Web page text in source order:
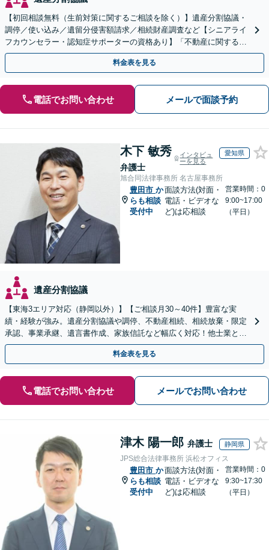
【初回相談無料（生前対策に関するご相談を除く）】遺産分割協議・
調停／使い込み／遺留分侵害額請求／相続財産調査など【シニアライ
フカウンセラー・認知症サポーターの資格あり】「不動産に関する相
続もお任せください」【当日・夜間相談可（要相談）】
料金表を見る
電話でお問い合わせ メールで面談予約
木下 敏秀
弁護士
インタビュ
ーを見る
愛知県
旭合同法律事務所 名古屋事務所
豊田市 か
らも相談
受付中
面談方法(対面・
電話・ビデオな
ど)は応相談
営業時間：0
9:00~17:00
（平日）
遺産分割協議
【東海3エリア対応（静岡以外）】【ご相談月30～40件】豊富な実
績・経験が強み。遺産分割協議や調停、不動産相続、相続放棄・限定
承認、事業承継、遺言書作成、家族信託など幅広く対応！他士業と連
携して円滑な問題解決を目指します。【初回面談無料】
料金表を見る
電話でお問い合わせ メールでお問い合わせ
津木 陽一郎 弁護士 静岡県
JPS総合法律事務所 浜松オフィス
豊田市 か
らも相談
受付中
面談方法(対面・
電話・ビデオな
ど)は応相談
営業時間：0
9:30~17:30
（平日）